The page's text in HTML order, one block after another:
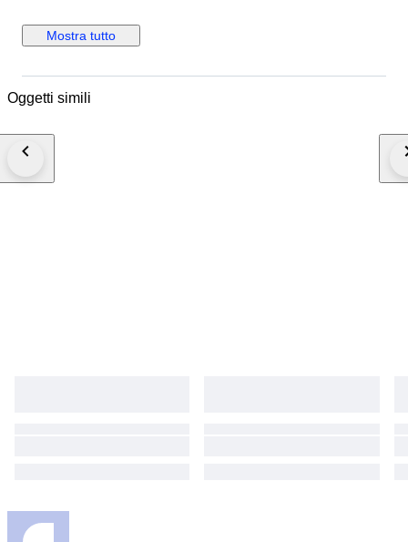
tasca interna con cerniera. Il prodotto comprende dust bag di stoffa con
logo e tracolla.
Mostra tutto
Oggetti simili